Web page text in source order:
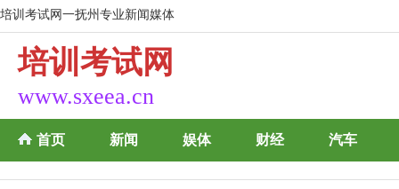
培训考试网一抚州专业新闻媒体
培训考试网
www.sxeea.cn
首页 新闻 娱体 财经 汽车